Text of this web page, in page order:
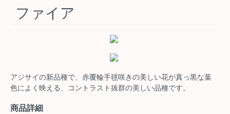
ファイア
アジサイの新品種で、赤覆輪手毬咲きの美しい花が真っ黒な葉
色によく映える、コントラスト抜群の美しい品種です。
商品詳細